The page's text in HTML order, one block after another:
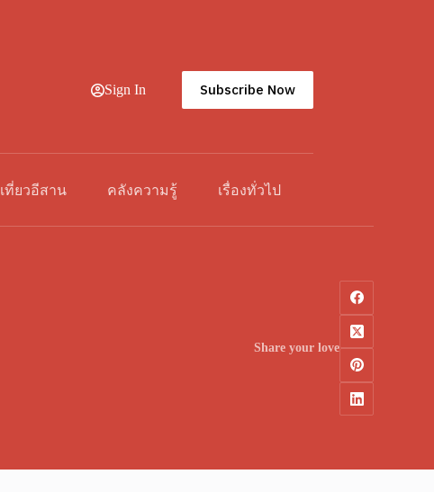
Sign In Subscribe Now
เที่ยวอีสาน คลังความรู้ เรื่องทั่วไป
Share your love